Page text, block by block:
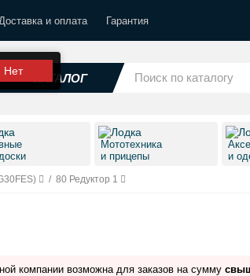
и оплата Гарантия
КАТАЛОГ
Нет
Мототехника
и прицепы
и
/ 80 Редуктор 1
компании возможна для заказов на сумму